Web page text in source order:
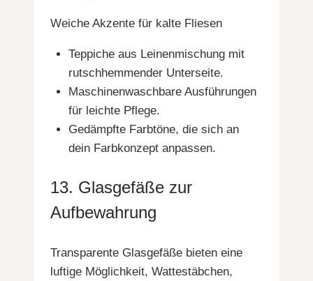
Weiche Akzente für kalte Fliesen
Teppiche aus Leinenmischung mit
rutschhemmender Unterseite.
Maschinenwaschbare Ausführungen
für leichte Pflege.
Gedämpfte Farbtöne, die sich an
dein Farbkonzept anpassen.
13. Glasgefäße zur
Aufbewahrung
Transparente Glasgefäße bieten eine
luftige Möglichkeit, Wattestäbchen,